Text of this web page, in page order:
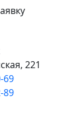
221
69
89